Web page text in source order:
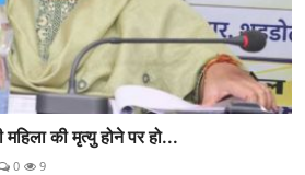
की मृत्यु होने पर हो...
0 9